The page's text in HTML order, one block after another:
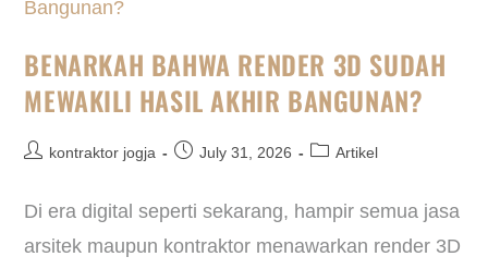
BENARKAH BAHWA RENDER 3D SUDAH
MEWAKILI HASIL AKHIR BANGUNAN?
kontraktor jogja July 31, 2026 Artikel
Di era digital seperti sekarang, hampir semua jasa
arsitek maupun kontraktor menawarkan render 3D